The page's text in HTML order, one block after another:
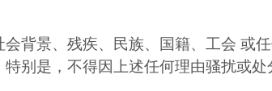
背景、残疾、民族、国籍、工会 或
别是，不得因上述任何理由骚扰或处